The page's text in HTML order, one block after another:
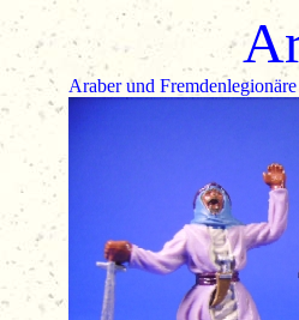
Araber und